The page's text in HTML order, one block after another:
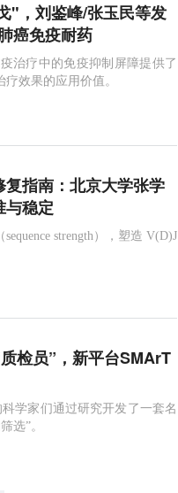
"，刘鉴峰/张玉民等发
癌免疫耐药
治疗中的免疫抑制屏障提供了
效果的应用价值。
指南：北京大学张学
与稳定
strength），塑造 V(D)J
检员”，新平台SMArT
学家们通过研究开发了一套名
选”。